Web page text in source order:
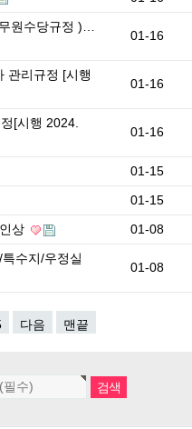
원수당규정 )…
01-16
관리규정 [시행
01-16
[시행 2024.
01-16
01-15
01-15
상
01-08
수지/우정실
01-08
다음 맨끝